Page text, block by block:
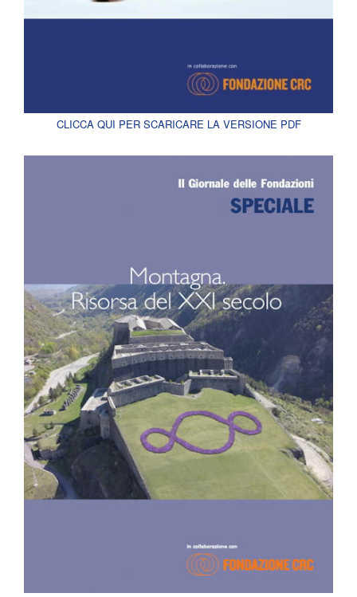
CLICCA QUI PER SCARICARE LA VERSIONE PDF